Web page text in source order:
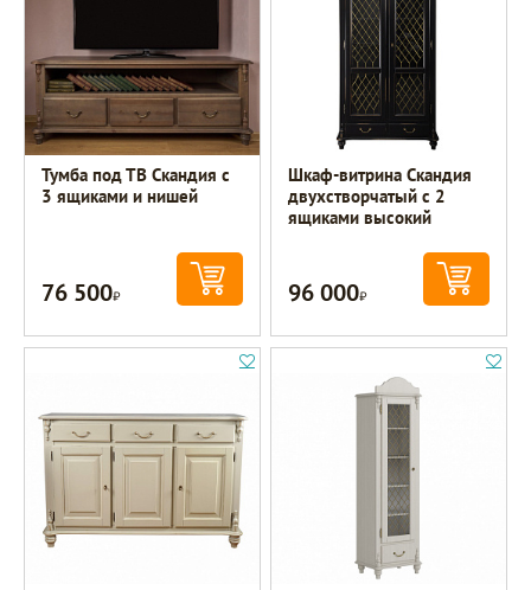
Тумба под ТВ Скандия с
3 ящиками и нишей
76 500Р
Шкаф-витрина Скандия
двухстворчатый с 2
ящиками высокий
96 000Р